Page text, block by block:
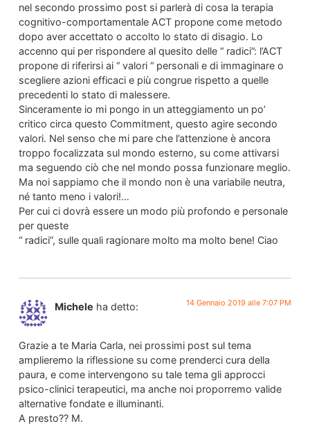
nel secondo prossimo post si parlerà di cosa la terapia
cognitivo-comportamentale ACT propone come metodo
dopo aver accettato o accolto lo stato di disagio. Lo
accenno qui per rispondere al quesito delle “ radici”: l’ACT
propone di riferirsi ai “ valori “ personali e di immaginare o
scegliere azioni efficaci e più congrue rispetto a quelle
precedenti lo stato di malessere.
Sinceramente io mi pongo in un atteggiamento un po’
critico circa questo Commitment, questo agire secondo
valori. Nel senso che mi pare che l’attenzione è ancora
troppo focalizzata sul mondo esterno, su come attivarsi
ma seguendo ciò che nel mondo possa funzionare meglio.
Ma noi sappiamo che il mondo non è una variabile neutra,
né tanto meno i valori!…
Per cui ci dovrà essere un modo più profondo e personale
per queste
“ radici”, sulle quali ragionare molto ma molto bene! Ciao
Michele ha detto: 14 Gennaio 2019 alle 7:07 PM
Grazie a te Maria Carla, nei prossimi post sul tema
amplieremo la riflessione su come prenderci cura della
paura, e come intervengono su tale tema gli approcci
psico-clinici terapeutici, ma anche noi proporremo valide
alternative fondate e illuminanti.
A presto?? M.